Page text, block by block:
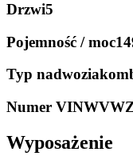
Drzwi5
Pojemność / moc
Typ nadwozia
Numer VIN
Wyposażenie